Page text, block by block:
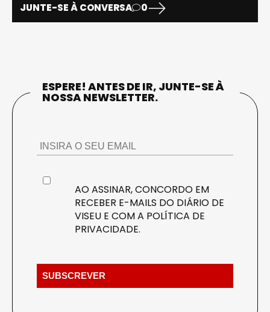
JUNTE-SE À CONVERSA 0
ESPERE! ANTES DE IR, JUNTE-SE À
NOSSA NEWSLETTER.
AO ASSINAR, CONCORDO EM
RECEBER E-MAILS DO DIÁRIO DE
VISEU E COM A POLÍTICA DE
PRIVACIDADE.